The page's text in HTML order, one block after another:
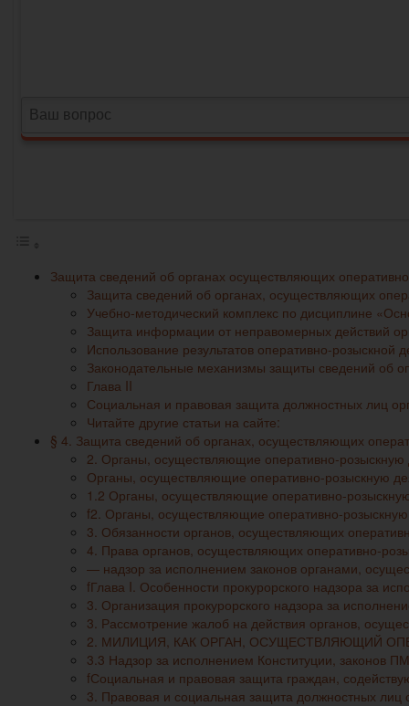
Защита сведений об органах осуществляющих
Защита сведений об органах, осуществляющих
Учебно-методический комплекс по дисциплине
Защита информации от неправомерных действий
Использование результатов оперативно-розыскной
Законодательные механизмы защиты сведений об
Глава II
Социальная и правовая защита должностных лиц
Читайте другие статьи на сайте:
§ 4. Защита сведений об органах, осуществляющих
2. Органы, осуществляющие оперативно-розыскную
Органы, осуществляющие оперативно-розыскную
1.2 Органы, осуществляющие оперативно-
f2. Органы, осуществляющие оперативно-розыскную
3. Обязанности органов, осуществляющих
4. Права органов, осуществляющих оперативно-
— надзор за исполнением законов органами,
fГлава I. Особенности прокурорского надзора за
3. Организация прокурорского надзора за
3. Рассмотрение жалоб на действия органов,
2. МИЛИЦИЯ, КАК ОРГАН, ОСУЩЕСТВЛЯЮЩИЙ
3.3 Надзор за исполнением Конституции, законов
fСоциальная и правовая защита граждан,
3. Правовая и социальная защита должностных